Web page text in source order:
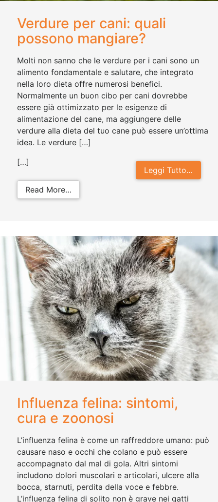
Verdure per cani: quali
possono mangiare?
Molti non sanno che le verdure per i cani sono un
alimento fondamentale e salutare, che integrato
nella loro dieta offre numerosi benefici.
Normalmente un buon cibo per cani dovrebbe
essere già ottimizzato per le esigenze di
alimentazione del cane, ma aggiungere delle
verdure alla dieta del tuo cane può essere un’ottima
idea. Le verdure […]
Leggi Tutto…
[…]
Read More…
Influenza felina: sintomi,
cura e zoonosi
L’influenza felina è come un raffreddore umano: può
causare naso e occhi che colano e può essere
accompagnato dal mal di gola. Altri sintomi
includono dolori muscolari e articolari, ulcere alla
bocca, starnuti, perdita della voce e febbre.
L’influenza felina di solito non è grave nei gatti